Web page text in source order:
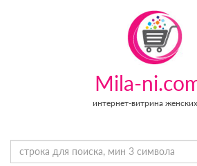
Mila-
интернет-витрина